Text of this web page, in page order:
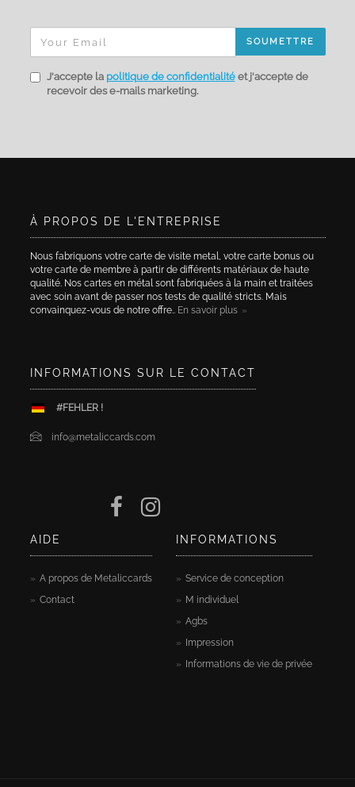
SOUMETTRE
J'accepte la politique de confidentialitéet j'accepte de
recevoir des e-mails marketing.
À PROPOS DE L'ENTREPRISE
Nous fabriquons votre carte de visite metal, votre carte bonus ou
votre carte de membre à partir de différents matériaux de haute
qualité. Nos cartes en métal sont fabriquées à la main et traitées
avec soin avant de passer nos tests de qualité stricts. Mais
convainquez-vous de notre offre.. En savoir plus
INFORMATIONS SUR LE CONTACT
#FEHLER !
info@metaliccards.com
AIDE
A propos de Metaliccards
Contact
INFORMATIONS
Service de conception
M individuel
Agbs
Impression
Informations de vie de privée